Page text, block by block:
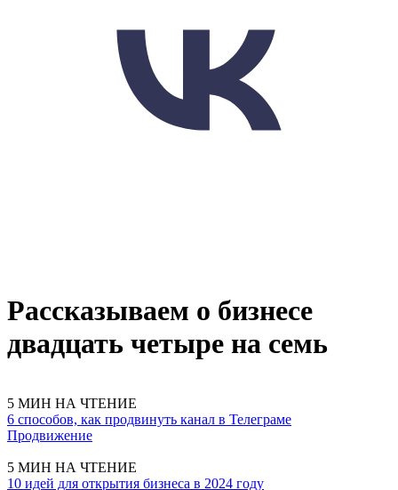
Рассказываем о бизнесе
двадцать четыре на семь
5 МИН НА ЧТЕНИЕ
6 способов, как продвинуть канал в Телеграме
Продвижение
5 МИН НА ЧТЕНИЕ
10 идей для открытия бизнеса в 2024 году